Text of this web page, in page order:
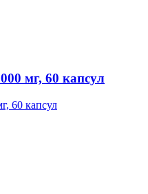
мг, 60 капсул